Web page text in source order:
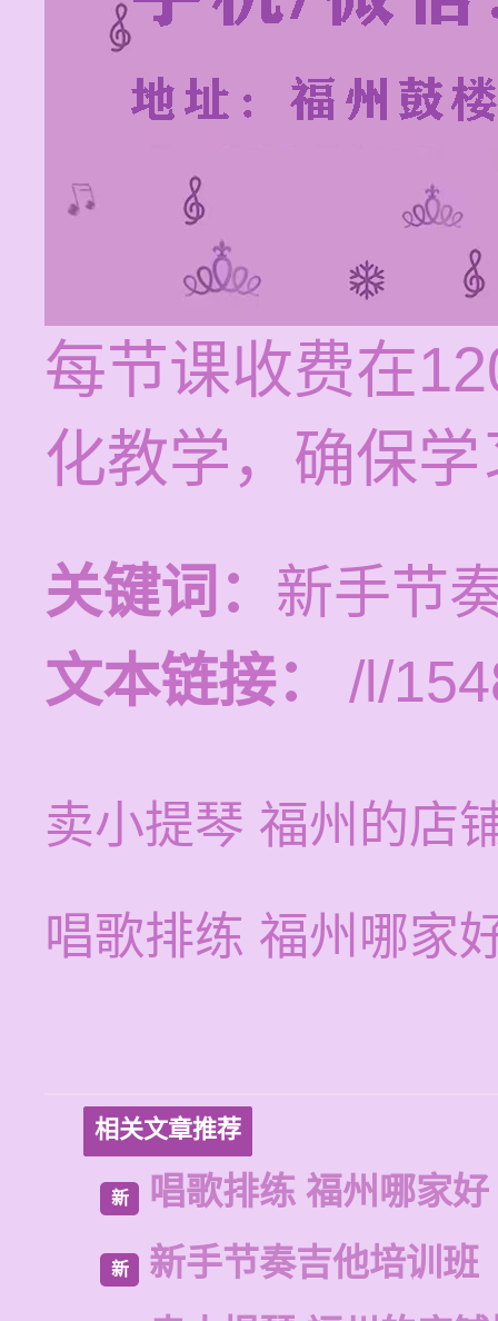
每节课收费在
化教学，确保
关键词： 新手节
文本链接：
/l/
卖小提琴 福州的店
唱歌排练 福州哪家
相关文章推荐
新 唱歌排练 福州哪家好
新
新手节奏吉他培训班